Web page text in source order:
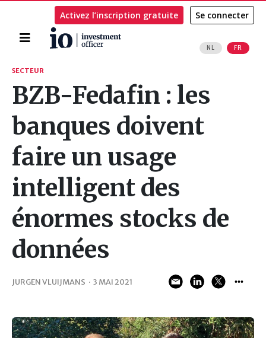
Accueil
NL FR
Activez l’inscription gratuite Se connecter
Rechercher
SECTEUR
BZB-Fedafin : les
banques doivent
faire un usage
intelligent des
énormes stocks de
données
JURGEN VLUIJMANS · 3 MAI 2021